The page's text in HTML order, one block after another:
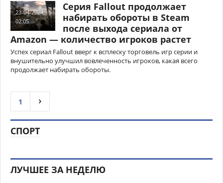
23-04-2024,
02:05
Cерия Fallout продолжает
набирать обороты в Steam
после выхода сериала от
Amazon — количество игроков растет
Успех сериал Fallout вверг к всплеску торговель игр серии и
внушительно улучшил вовлеченность игроков, какая всего
продолжает набирать обороты.
1
СПОРТ
ЛУЧШЕЕ ЗА НЕДЕЛЮ